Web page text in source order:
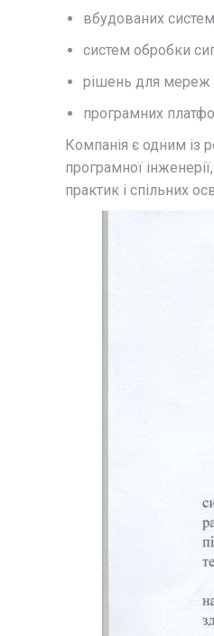
вбудованих систем
систем обробки
рішень для мереж
програмних
Компанія є одним із
програмної інженерії,
практик і спільних